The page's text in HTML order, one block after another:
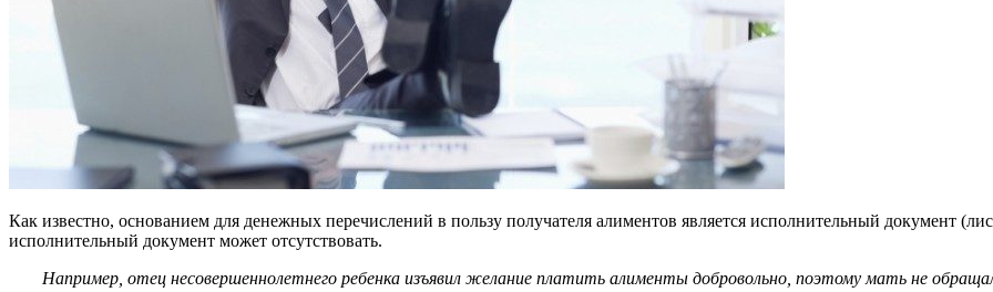
Как известно, основанием для денежных перечислений в пользу получателя алиментов является исполнительный документ
исполнительный документ может отсутствовать.
Например, отец несовершеннолетнего ребенка изъявил желание платить алименты добровольно, поэтому мать не